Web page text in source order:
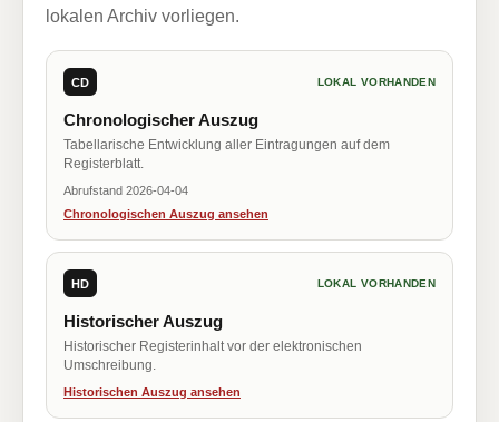
lokalen Archiv vorliegen.
CD LOKAL VORHANDEN
Chronologischer Auszug
Tabellarische Entwicklung aller Eintragungen auf dem
Registerblatt.
Abrufstand 2026-04-04
Chronologischen Auszug ansehen
HD LOKAL VORHANDEN
Historischer Auszug
Historischer Registerinhalt vor der elektronischen
Umschreibung.
Historischen Auszug ansehen